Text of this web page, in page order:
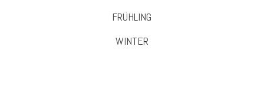
FRÜHLING
WINTER